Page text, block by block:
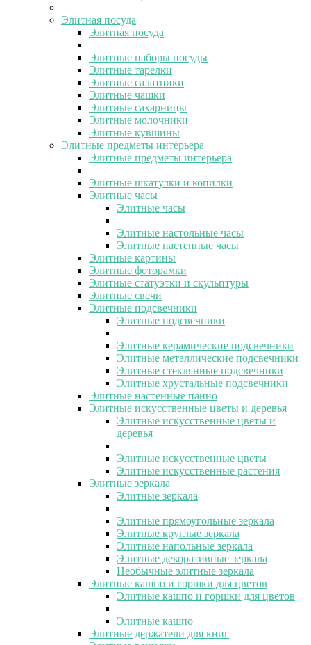
Элитная посуда
Элитная посуда
Элитные наборы посуды
Элитные тарелки
Элитные салатники
Элитные чашки
Элитные сахарницы
Элитные молочники
Элитные кувшины
Элитные предметы интерьера
Элитные предметы интерьера
Элитные шкатулки и копилки
Элитные часы
Элитные часы
Элитные настольные часы
Элитные настенные часы
Элитные картины
Элитные фоторамки
Элитные статуэтки и скульптуры
Элитные свечи
Элитные подсвечники
Элитные подсвечники
Элитные керамические подсвечники
Элитные металлические подсвечники
Элитные стеклянные подсвечники
Элитные хрустальные подсвечники
Элитные настенные панно
Элитные искусственные цветы и деревья
Элитные искусственные цветы и
деревья
Элитные искусственные цветы
Элитные искусственные растения
Элитные зеркала
Элитные зеркала
Элитные прямоугольные зеркала
Элитные круглые зеркала
Элитные напольные зеркала
Элитные декоративные зеркала
Необычные элитные зеркала
Элитные кашпо и горшки для цветов
Элитные кашпо и горшки для цветов
Элитные кашпо
Элитные держатели для книг